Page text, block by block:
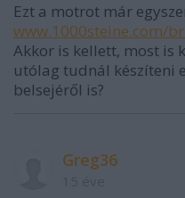
Ezt a motrot már
www.1000steine.com/
Akkor is kellett, most is
utólag tudnál készíteni
belsejéről is?
Greg36